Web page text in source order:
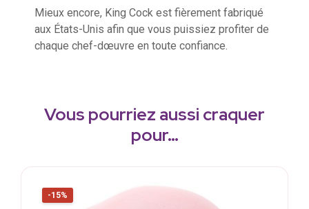
Mieux encore, King Cock est fièrement fabriqué
aux États-Unis afin que vous puissiez profiter de
chaque chef-dœuvre en toute confiance.
Vous pourriez aussi craquer
pour…
-15%